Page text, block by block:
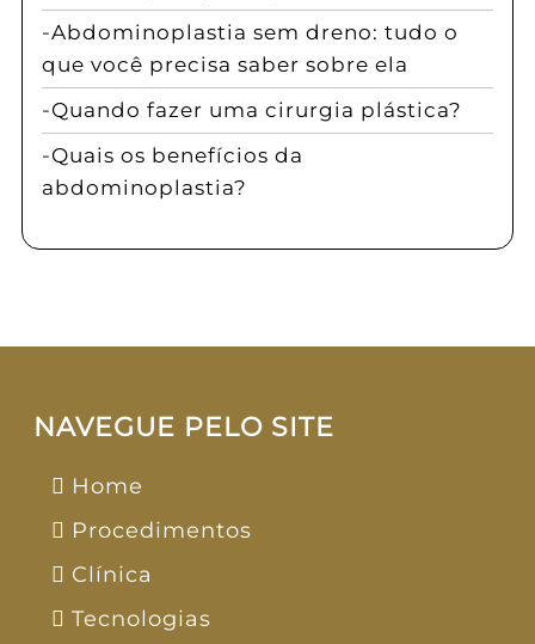
Abdominoplastia sem dreno: tudo o
que você precisa saber sobre ela
Quando fazer uma cirurgia plástica?
Quais os benefícios da
abdominoplastia?
NAVEGUE PELO SITE
Home
Procedimentos
Clínica
Tecnologias